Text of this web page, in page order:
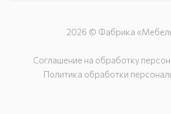
2026 © Фабрика
Соглашение на обработку
Политика обработки